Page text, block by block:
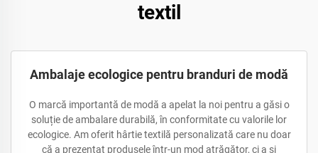
textil
Ambalaje ecologice pentru branduri de modă
O marcă importantă de modă a apelat la noi pentru a găsi o
soluție de ambalare durabilă, în conformitate cu valorile lor
ecologice. Am oferit hârtie textilă personalizată care nu doar
că a prezentat produsele într-un mod atrăgător, ci a și